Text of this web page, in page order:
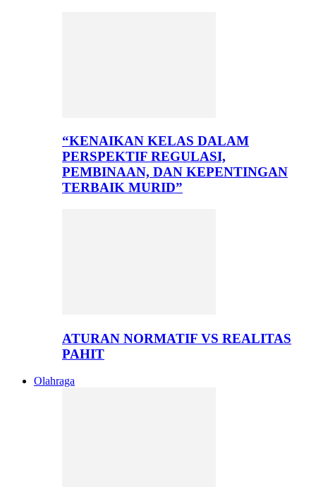
“KENAIKAN KELAS DALAM
PERSPEKTIF REGULASI,
PEMBINAAN, DAN KEPENTINGAN
TERBAIK MURID”
ATURAN NORMATIF VS REALITAS
PAHIT
Olahraga